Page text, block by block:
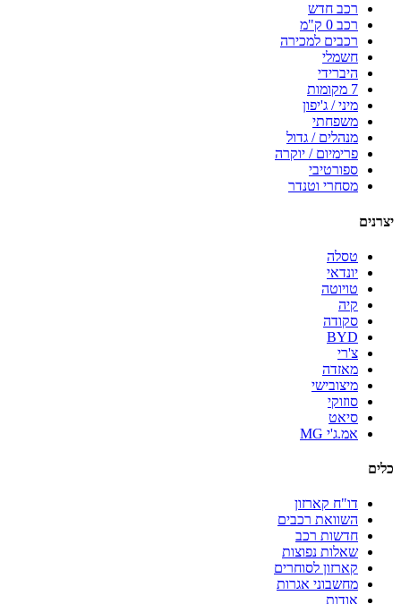
רכב חדש
רכב 0 ק"מ
רכבים למכירה
חשמלי
היברידי
7 מקומות
מיני / ג'יפון
משפחתי
מנהלים / גדול
פרימיום / יוקרה
ספורטיבי
מסחרי וטנדר
יצרנים
טסלה
יונדאי
טויוטה
קיה
סקודה
BYD
צ'רי
מאזדה
מיצובישי
סוזוקי
סיאט
אמ.ג'י MG
כלים
דו"ח קארזון
השוואת רכבים
חדשות רכב
שאלות נפוצות
קארזון לסוחרים
מחשבוני אגרות
אודות